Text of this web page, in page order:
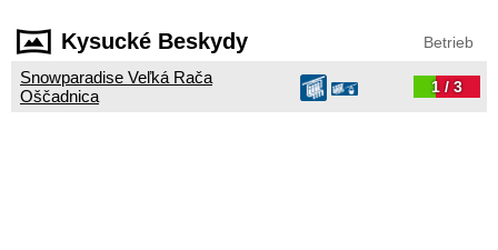
Kysucké Beskydy Betrieb
Snowparadise Veľká Rača
Oščadnica
1 / 3